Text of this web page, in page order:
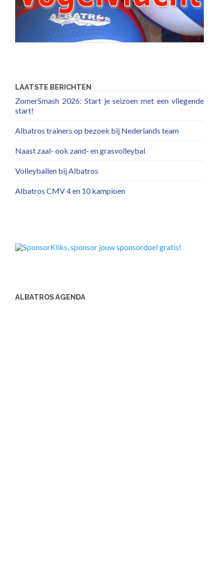
LAATSTE BERICHTEN
ZomerSmash 2026: Start je seizoen met een vliegende
start!
Albatros trainers op bezoek bij Nederlands team
Naast zaal- ook zand- en grasvolleybal
Volleyballen bij Albatros
Albatros CMV 4 en 10 kampioen
ALBATROS AGENDA